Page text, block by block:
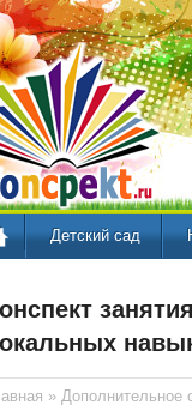
Детский сад
» Дополнительное